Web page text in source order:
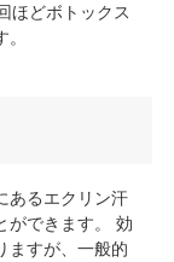
ほどボトックス
あるエクリン汗
ができます。 効
ますが、一般的